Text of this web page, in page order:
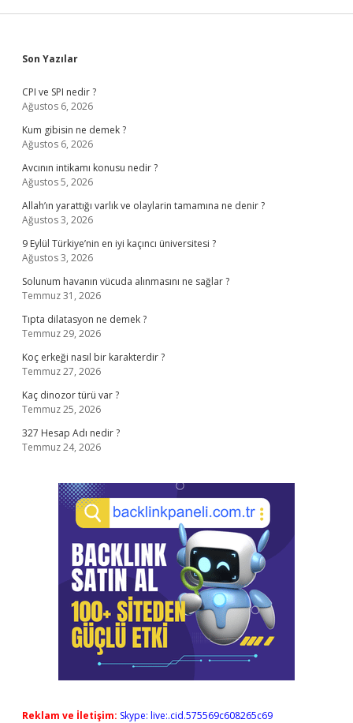
Sidebar
Son Yazılar
CPI ve SPI nedir ?
Ağustos 6, 2026
Kum gibisin ne demek ?
Ağustos 6, 2026
Avcının intikamı konusu nedir ?
Ağustos 5, 2026
Allah’ın yarattığı varlık ve olaylarin tamamına ne denir ?
Ağustos 3, 2026
9 Eylül Türkiye’nin en iyi kaçıncı üniversitesi ?
Ağustos 3, 2026
Solunum havanın vücuda alınmasını ne sağlar ?
Temmuz 31, 2026
Tıpta dilatasyon ne demek ?
Temmuz 29, 2026
Koç erkeği nasıl bir karakterdir ?
Temmuz 27, 2026
Kaç dinozor türü var ?
Temmuz 25, 2026
327 Hesap Adı nedir ?
Temmuz 24, 2026
Reklam ve İletişim: Skype: live:.cid.575569c608265c69